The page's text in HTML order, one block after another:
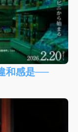
和感是──